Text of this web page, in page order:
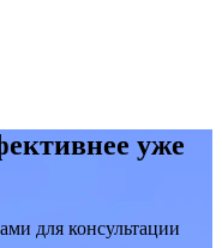
уже
для консультации